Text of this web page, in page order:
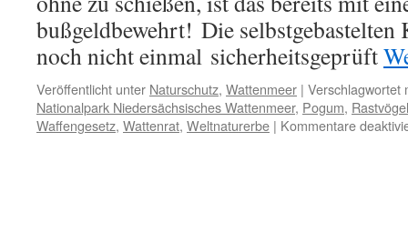
bußgeldbewehrt! Die
noch nicht einmal sicherheitsgeprüft
Veröffentlicht unter Naturschutz, Wattenmeer | Verschlagwortet
Nationalpark Niedersächsisches Wattenmeer, Pogum, Rastvögel
Waffengesetz, Wattenrat, Weltnaturerbe | Kommentare